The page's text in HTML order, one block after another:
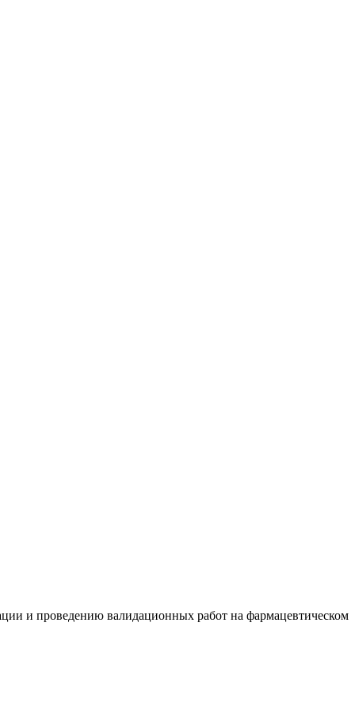
и проведению валидационных работ на фармацевтическом